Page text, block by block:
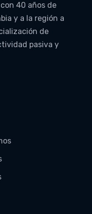
40 años de
y a la región a
de
pasiva y